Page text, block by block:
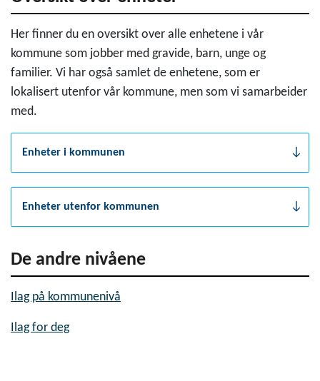
Her finner du en oversikt over alle enhetene i vår
kommune som jobber med gravide, barn, unge og
familier. Vi har også samlet de enhetene, som er
lokalisert utenfor vår kommune, men som vi samarbeider
med.
Enheter i kommunen
Enheter utenfor kommunen
De andre nivåene
Ilag på kommunenivå
Ilag for deg